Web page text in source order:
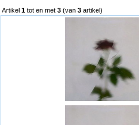
Artikel 1 tot en met 3 (van 3 artikel)